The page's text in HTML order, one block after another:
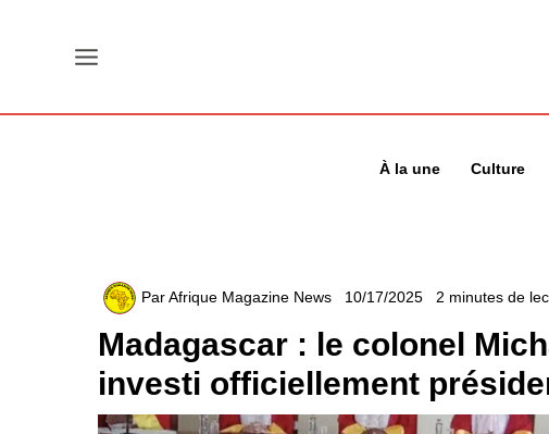
À la une Culture
ParAfrique Magazine News 10/17/2025 2 minutes de
Madagascar : le colonel
investi officiellement